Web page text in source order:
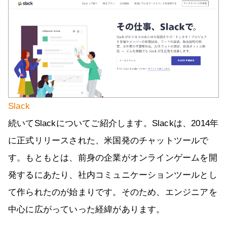
Slack
続いてSlackについてご紹介します。Slackは、2014年
に正式リリースされた、米国発のチャットツールで
す。もともとは、前身の企業がオンラインゲームを開
発するにあたり、社内コミュニケーションツールとし
て作られたのが始まりです。そのため、エンジニアを
中心に広がっていった経緯があります。